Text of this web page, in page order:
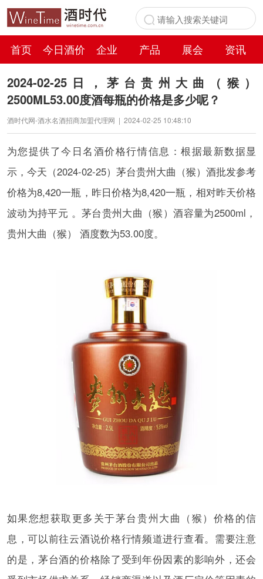
首页 今日酒价 企业 产品 展会
资讯
百科
2024-02-25日，茅台贵州大曲（猴）
2500ML53.00度酒每瓶的价格是多少呢？
酒时代网-酒水名酒招商加盟代理网 | 2024-02-25 10:48:10
为您提供了今日名酒价格行情信息：根据最新数据显
示，今天（2024-02-25）茅台贵州大曲（猴）酒批发参考
价格为8,420一瓶，昨日价格为8,420一瓶，相对昨天价格
波动为持平元 。茅台贵州大曲（猴）酒容量为2500ml，
贵州大曲（猴） 酒度数为53.00度。
如果您想获取更多关于茅台贵州大曲（猴）价格的信
息，可以前往云酒说价格行情频道进行查看。需要注意
的是，茅台酒的价格除了受到年份因素的影响外，还会